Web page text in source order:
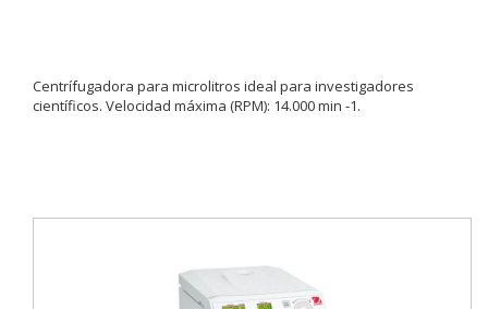
Centrífugadora para microlitros ideal para investigadores
científicos. Velocidad máxima (RPM): 14.000 min -1.